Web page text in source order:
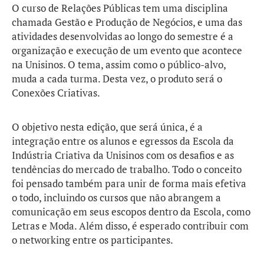
O curso de Relações Públicas tem uma disciplina
chamada Gestão e Produção de Negócios, e uma das
atividades desenvolvidas ao longo do semestre é a
organização e execução de um evento que acontece
na Unisinos. O tema, assim como o público-alvo,
muda a cada turma. Desta vez, o produto será o
Conexões Criativas.
O objetivo nesta edição, que será única, é a
integração entre os alunos e egressos da Escola da
Indústria Criativa da Unisinos com os desafios e as
tendências do mercado de trabalho. Todo o conceito
foi pensado também para unir de forma mais efetiva
o todo, incluindo os cursos que não abrangem a
comunicação em seus escopos dentro da Escola, como
Letras e Moda. Além disso, é esperado contribuir com
o networking entre os participantes.